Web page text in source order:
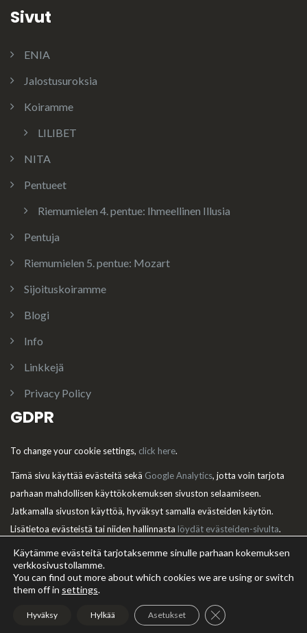
Sivut
ENIA
Jalostusuroksia
Koiramme
LILIBET
NITA
Pentueet
Riemumielen 4. pentue: Ihmeellinen Illusia
Pentuja
Riemumielen 5. pentue: Mozart
Sijoituskoiramme
Blogi
Info
Linkkejä
Privacy Policy
GDPR
To change your cookie settings, click here.
Tämä sivu käyttää evästeitä sekä Google Analytics, jotta voin tarjota
parhaan mahdollisen käyttökokemuksen sivuston selaamiseen.
Jatkamalla sivuston käyttöä, hyväksyt samalla evästeiden käytön.
Lisätietoa evästeistä tai niiden hallinnasta löydät evästeiden-sivulta.
Illdy.© Riemumielen kennel. Copyright 2016 - 2025. All
Rights Reserved.
Käytämme evästeitä tarjotaksemme sinulle parhaan kokemuksen
verkkosivustollamme.
You can find out more about which cookies we are using or switch
them off in settings.
Hyväksy Hylkää Asetukset Sulje evästebanneri